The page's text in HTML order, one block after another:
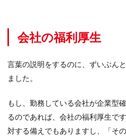
会社の福利厚生
言葉の説明をするのに、ずいぶん
ました。
もし、勤務している会社が企業型
るのであれば、会社の福利厚生で
対する備えでもありますし、「そ